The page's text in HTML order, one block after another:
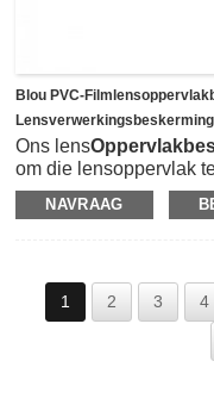
Blou PVC-
Lensverwerkingsbeskerming
Ons lens
om die lensoppervlak
van RX-lens soos sny,
help om te voorkom
as draer, wat maklik
die proses, en dan
rubberkleefmiddel om
bied met lae
NAVRAAG
1 2 3 4